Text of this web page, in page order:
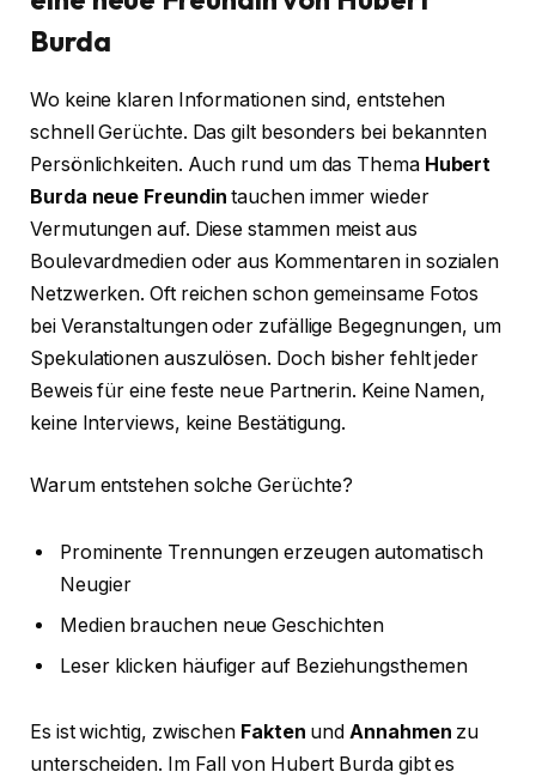
Burda
Wo keine klaren Informationen sind, entstehen
schnell Gerüchte. Das gilt besonders bei bekannten
Persönlichkeiten. Auch rund um das Thema Hubert
Burda neue Freundin tauchen immer wieder
Vermutungen auf. Diese stammen meist aus
Boulevardmedien oder aus Kommentaren in sozialen
Netzwerken. Oft reichen schon gemeinsame Fotos
bei Veranstaltungen oder zufällige Begegnungen, um
Spekulationen auszulösen. Doch bisher fehlt jeder
Beweis für eine feste neue Partnerin. Keine Namen,
keine Interviews, keine Bestätigung.
Warum entstehen solche Gerüchte?
Prominente Trennungen erzeugen automatisch
Neugier
Medien brauchen neue Geschichten
Leser klicken häufiger auf Beziehungsthemen
Es ist wichtig, zwischen Fakten undAnnahmen zu
unterscheiden. Im Fall von Hubert Burda gibt es